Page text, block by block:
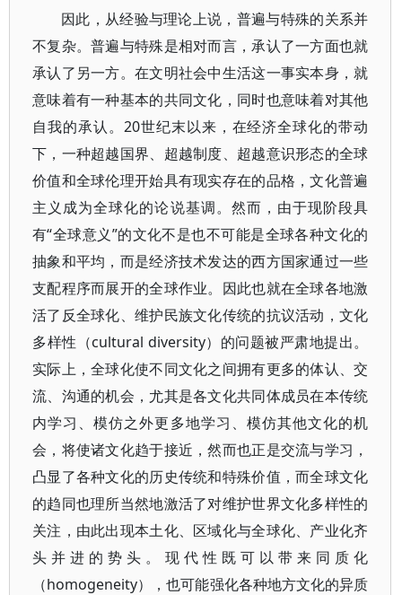
因此，从经验与理论上说，普遍与特殊的关系并
不复杂。普遍与特殊是相对而言，承认了一方面也就
承认了另一方。在文明社会中生活这一事实本身，就
意味着有一种基本的共同文化，同时也意味着对其他
自我的承认。20世纪末以来，在经济全球化的带动
下，一种超越国界、超越制度、超越意识形态的全球
价值和全球伦理开始具有现实存在的品格，文化普遍
主义成为全球化的论说基调。然而，由于现阶段具
有“全球意义”的文化不是也不可能是全球各种文化的
抽象和平均，而是经济技术发达的西方国家通过一些
支配程序而展开的全球作业。因此也就在全球各地激
活了反全球化、维护民族文化传统的抗议活动，文化
多样性（cultural diversity）的问题被严肃地提出。
实际上，全球化使不同文化之间拥有更多的体认、交
流、沟通的机会，尤其是各文化共同体成员在本传统
内学习、模仿之外更多地学习、模仿其他文化的机
会，将使诸文化趋于接近，然而也正是交流与学习，
凸显了各种文化的历史传统和特殊价值，而全球文化
的趋同也理所当然地激活了对维护世界文化多样性的
关注，由此出现本土化、区域化与全球化、产业化齐
头并进的势头。现代性既可以带来同质化
（homogeneity），也可能强化各种地方文化的异质